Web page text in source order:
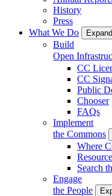
History
Press
What We Do
Expand
Build
Open
CC
CC
Public
Chooser
FAQs
Implement
the Commons
Where
Search
Engage
the People